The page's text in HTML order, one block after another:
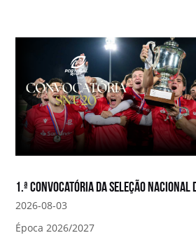
1.ª convocatória da Seleção Nacional
2026-08-03
Época 2026/2027